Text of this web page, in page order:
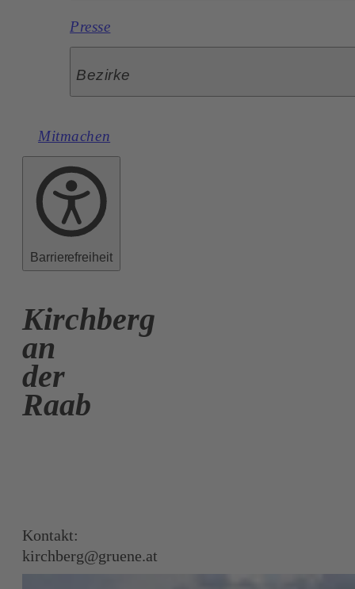
Presse
Bezirke
Mitmachen
Barrierefreiheit
Kirchberg
an
der
Raab
Kontakt:
kirchberg@gruene.at